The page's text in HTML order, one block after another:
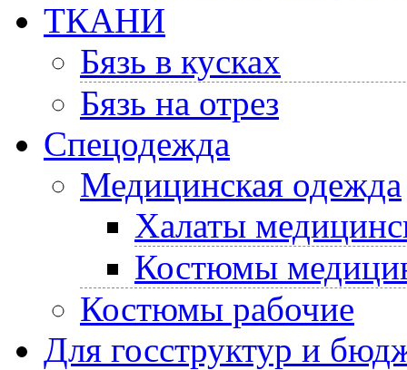
ТКАНИ
Бязь в кусках
Бязь на отрез
Спецодежда
Медицинская одежда
Халаты
Костюмы
Костюмы рабочие
Для госструктур и